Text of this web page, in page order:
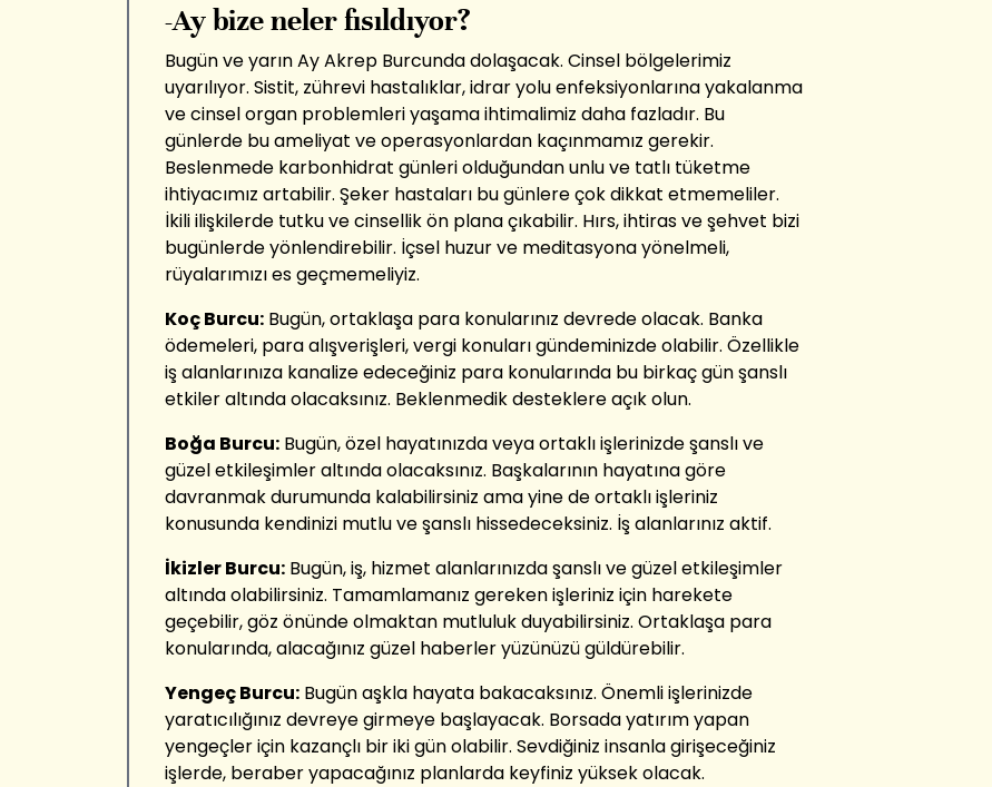
-Ay bize neler fısıldıyor?
Bugün ve yarın Ay Akrep Burcunda dolaşacak. Cinsel bölgelerimiz
uyarılıyor. Sistit, zührevi hastalıklar, idrar yolu enfeksiyonlarına yakalanma
ve cinsel organ problemleri yaşama ihtimalimiz daha fazladır. Bu
günlerde bu ameliyat ve operasyonlardan kaçınmamız gerekir.
Beslenmede karbonhidrat günleri olduğundan unlu ve tatlı tüketme
ihtiyacımız artabilir. Şeker hastaları bu günlere çok dikkat etmemeliler.
İkili ilişkilerde tutku ve cinsellik ön plana çıkabilir. Hırs, ihtiras ve şehvet bizi
bugünlerde yönlendirebilir. İçsel huzur ve meditasyona yönelmeli,
rüyalarımızı es geçmemeliyiz.
Koç Burcu: Bugün, ortaklaşa para konularınız devrede olacak. Banka
ödemeleri, para alışverişleri, vergi konuları gündeminizde olabilir. Özellikle
iş alanlarınıza kanalize edeceğiniz para konularında bu birkaç gün şanslı
etkiler altında olacaksınız. Beklenmedik desteklere açık olun.
Boğa Burcu: Bugün, özel hayatınızda veya ortaklı işlerinizde şanslı ve
güzel etkileşimler altında olacaksınız. Başkalarının hayatına göre
davranmak durumunda kalabilirsiniz ama yine de ortaklı işleriniz
konusunda kendinizi mutlu ve şanslı hissedeceksiniz. İş alanlarınız aktif.
İkizler Burcu: Bugün, iş, hizmet alanlarınızda şanslı ve güzel etkileşimler
altında olabilirsiniz. Tamamlamanız gereken işleriniz için harekete
geçebilir, göz önünde olmaktan mutluluk duyabilirsiniz. Ortaklaşa para
konularında, alacağınız güzel haberler yüzünüzü güldürebilir.
Yengeç Burcu: Bugün aşkla hayata bakacaksınız. Önemli işlerinizde
yaratıcılığınız devreye girmeye başlayacak. Borsada yatırım yapan
yengeçler için kazançlı bir iki gün olabilir. Sevdiğiniz insanla girişeceğiniz
işlerde, beraber yapacağınız planlarda keyfiniz yüksek olacak.